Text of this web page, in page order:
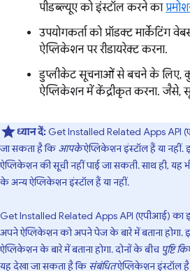
पीडब्ल्यूए को इंस्टॉल करने का
उपयोगकर्ता को प्रॉडक्ट मार्केटिंग
ऐप्लिकेशन पर रीडायरेक्ट करना.
डुप्लीकेट सूचनाओं से बचने के लिए,
ऐप्लिकेशन में केंद्रीकृत करना. जैसे,
ध्यान दें: Get Installed Related Apps API
जा सकता है कि आपकेऐप्लिकेशन इंस्टॉल हैं या नहीं.
ऐप्लिकेशन की सूची नहीं पाई जा सकती. साथ ही, यह
के अन्य ऐप्लिकेशन इंस्टॉल हैं या नहीं.
Get Installed Related Apps API (एपीआई)
अपने ऐप्लिकेशन को अपने पेज के बारे में बताना
ऐप्लिकेशन के बारे में बताना होगा. दोनों के बीच पुष्टि
यह देखा जा सकता है कि संबंधितऐप्लिकेशन इंस्टॉल है